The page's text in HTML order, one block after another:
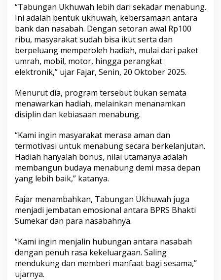
u
w
a
h
,
D
o
r
o
g
B
u
d
y
a
M
e
n
u
n
g
M
s
y
a
“Tabungan Ukhuwah lebih dari sekadar menabung.
Ini adalah bentuk ukhuwah, kebersamaan antara
bank dan nasabah. Dengan setoran awal Rp100
ribu, masyarakat sudah bisa ikut serta dan
berpeluang memperoleh hadiah, mulai dari paket
umrah, mobil, motor, hingga perangkat
elektronik,” ujar Fajar, Senin, 20 Oktober 2025.
Menurut dia, program tersebut bukan semata
menawarkan hadiah, melainkan menanamkan
disiplin dan kebiasaan menabung.
“Kami ingin masyarakat merasa aman dan
termotivasi untuk menabung secara berkelanjutan.
Hadiah hanyalah bonus, nilai utamanya adalah
membangun budaya menabung demi masa depan
yang lebih baik,” katanya.
Fajar menambahkan, Tabungan Ukhuwah juga
menjadi jembatan emosional antara BPRS Bhakti
Sumekar dan para nasabahnya.
“Kami ingin menjalin hubungan antara nasabah
dengan penuh rasa kekeluargaan. Saling
mendukung dan memberi manfaat bagi sesama,”
ujarnya.